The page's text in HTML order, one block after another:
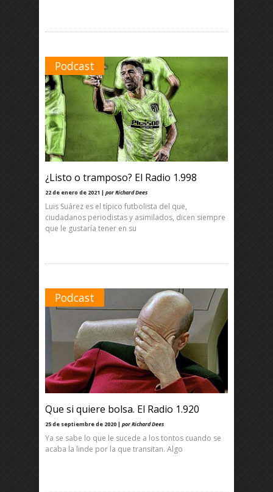
Podcast
¿Listo o tramposo? El Radio 1.998
22 de enero de 2021 | por Richard Dees
Luis Suárez es el típico futbolista del que,
ciudadanos periodistas y asimilados, dicen siempre
que le gustaría tener en su
Podcast
Que si quiere bolsa. El Radio 1.920
25 de septiembre de 2020 | por Richard Dees
Ya se sabe lo que le sucede a los tontos cuando se
acaba la linde por la que transitan. Algo